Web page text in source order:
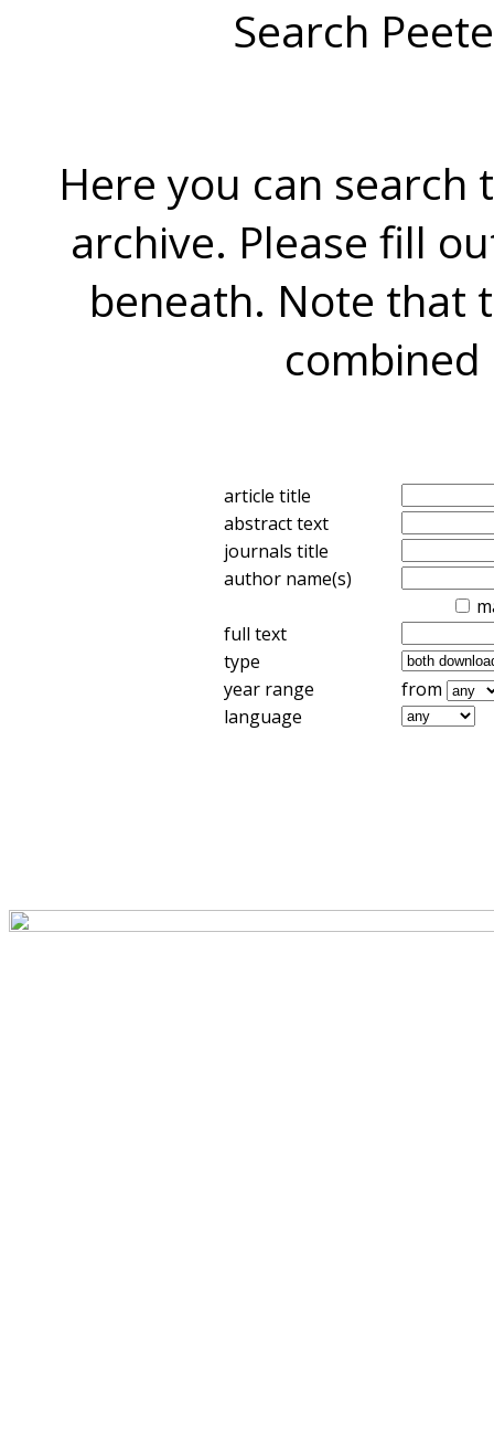
Search
Here you can search
archive. Please fill
beneath. Note that
combined
article title
abstract text
journals title
author name(s)
full text
type
year range
from
language